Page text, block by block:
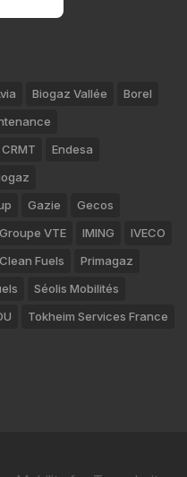
Biogaz Vallée
Borel
CRMT
Endesa
Gazie
Gecos
Groupe VTE IMING
IVECO
Fuels
Primagaz
Séolis Mobilités
Tokheim Services France